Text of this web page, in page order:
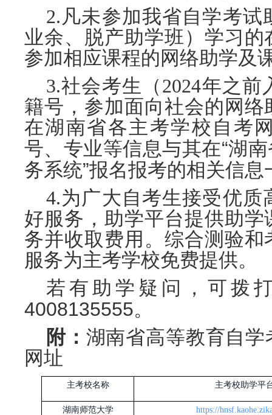
2.凡未参加我省自学考
业余、脱产助学班）学习
参加相应课程的网络助学及
3.社会考生 （ 2024年之前
籍号，参加面向社会的网
在湖南省各主考学校自考
号、专业等信息与其在“湖
务系统”报名报考的相关信息
4.为广大自考生接受优
好服务，助学平台提供助
务并收取费用。综合测验
服务为主考学校免费提供。
若有助学疑问，可拨
4008135555。
附： 湖南省高等教育自
网址
主考校名称 主考校助学平
湖南师范大学 https://